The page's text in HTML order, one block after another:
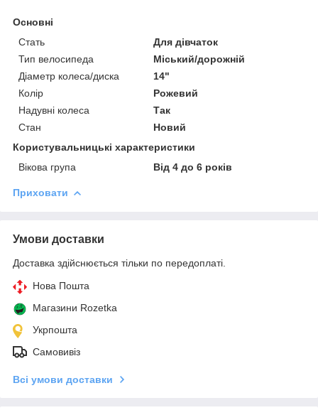
Основні
Стать
Для дівчаток
Тип велосипеда
Міський/дорожній
Діаметр колеса/диска
14"
Колір
Рожевий
Надувні колеса
Так
Стан
Новий
Користувальницькі характеристики
Вікова група
Від 4 до 6 років
Приховати
Умови доставки
Доставка здійснюється тільки по передоплаті.
Нова Пошта
Магазини Rozetka
Укрпошта
Самовивіз
Всі умови доставки